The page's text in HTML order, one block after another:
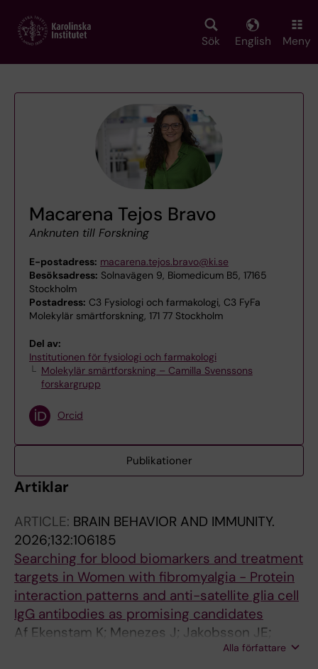
main
Sök English Meny
Macarena Tejos Bravo
Anknuten till Forskning
E-postadress: macarena.tejos.bravo@ki.se
Besöksadress: Solnavägen 9, Biomedicum B5, 17165
Stockholm
Postadress: C3 Fysiologi och farmakologi, C3 FyFa
Molekylär smärtforskning, 171 77 Stockholm
Del av:
Institutionen för fysiologi och farmakologi
Molekylär smärtforskning – Camilla Svenssons
forskargrupp
Orcid
Publikationer
Artiklar
ARTICLE: BRAIN BEHAVIOR AND IMMUNITY.
2026;132:106185
Searching for blood biomarkers and treatment
targets in Women with fibromyalgia - Protein
interaction patterns and anti-satellite glia cell
IgG antibodies as promising candidates
Af Ekenstam K; Menezes J; Jakobsson JE;
Silverstein H; Krock E; Tour J; Sandor K;Alla författare